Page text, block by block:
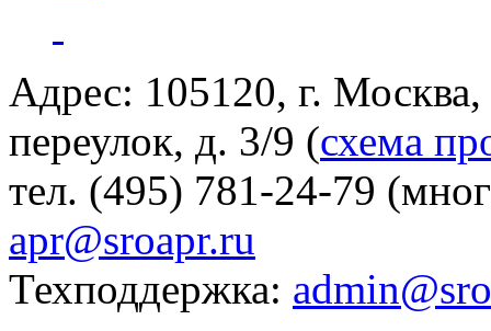
Адрес: 105120, г.
переулок, д. 3/9 (схема
тел. (495) 781-24-79
apr@sroapr.ru
Техподдержка: